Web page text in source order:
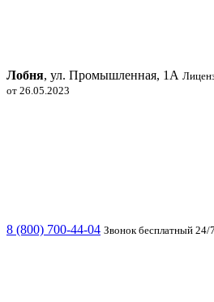
Лобня, ул. Промышленная, 1А
от 26.05.2023
8 (800) 700-44-04 Звонок бесплатный 24/7